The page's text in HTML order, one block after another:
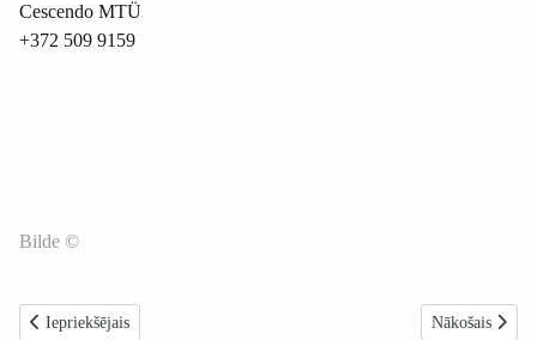
Cescendo MTÜ
+372 509 9159
Bilde ©
Iepriekšējais raksts: Oktobrī Vakarbuļļu pludmalē notiks nūjošanas un
Iepriekšējais Nākamais
Nākošais